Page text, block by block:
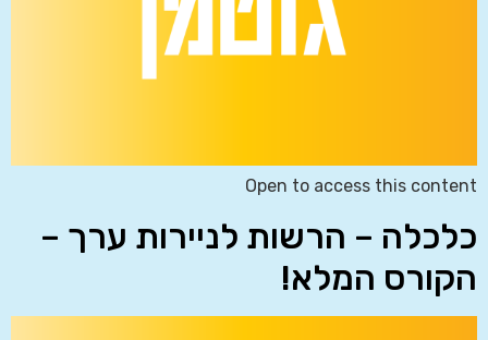
Open to access this content
כלכלה – הרשות לניירות ערך –
הקורס המלא!